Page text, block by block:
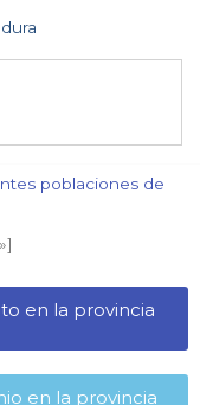
poblaciones de
en la provincia
en la provincia